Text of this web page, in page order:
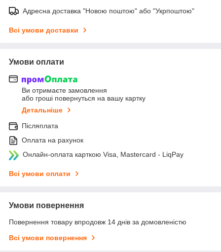
Адресна доставка "Новою поштою" або "Укрпоштою"
Всі умови доставки
Умови оплати
Ви отримаєте замовлення
або гроші повернуться на вашу картку
Детальніше
Післяплата
Оплата на рахунок
Онлайн-оплата карткою Visa, Mastercard - LiqPay
Всі умови оплати
Умови повернення
Повернення товару впродовж 14 днів за домовленістю
Всі умови повернення